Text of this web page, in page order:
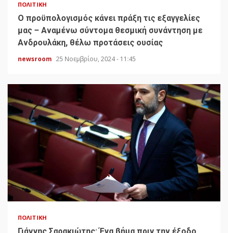
ΠΟΛΙΤΙΚΉ
Ο προϋπολογισμός κάνει πράξη τις εξαγγελίες
μας – Αναμένω σύντομα θεσμική συνάντηση με
Ανδρουλάκη, θέλω προτάσεις ουσίας
newsroom 25 Νοεμβρίου, 2024 - 11:45
ΠΟΛΙΤΙΚΉ